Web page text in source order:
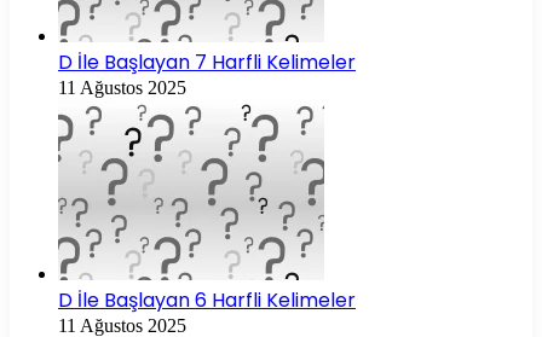
D İle Başlayan 7 Harfli Kelimeler
11 Ağustos 2025
D İle Başlayan 6 Harfli Kelimeler
11 Ağustos 2025